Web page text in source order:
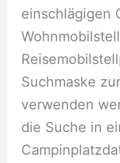
einschlägigen
Suchmaske
verwenden
die Suche in